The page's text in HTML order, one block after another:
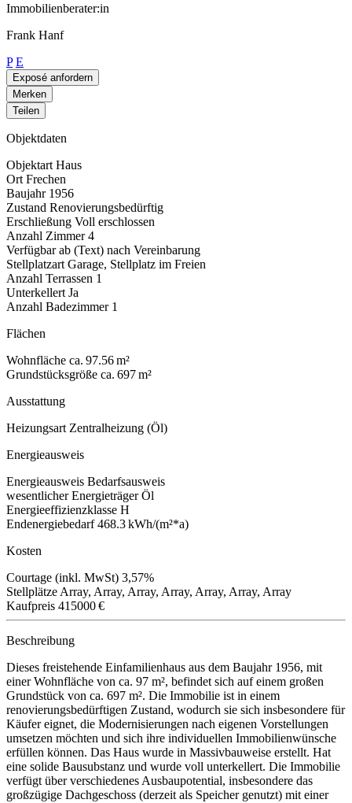
Immobilienberater:in
Frank Hanf
P E
Exposé anfordern
Merken
Teilen
Objektdaten
Objektart Haus
Ort Frechen
Baujahr 1956
Zustand Renovierungsbedürftig
Erschließung Voll erschlossen
Anzahl Zimmer 4
Verfügbar ab (Text) nach Vereinbarung
Stellplatzart Garage, Stellplatz im Freien
Anzahl Terrassen 1
Unterkellert Ja
Anzahl Badezimmer 1
Flächen
Wohnfläche ca. 97.56 m²
Grundstücksgröße ca. 697 m²
Ausstattung
Heizungsart Zentralheizung (Öl)
Energieausweis
Energieausweis Bedarfsausweis
wesentlicher Energieträger Öl
Energieeffizienzklasse H
Endenergiebedarf 468.3 kWh/(m²*a)
Kosten
Courtage (inkl. MwSt) 3,57%
Stellplätze Array, Array, Array, Array, Array, Array, Array
Kaufpreis 415000 €
Beschreibung
Dieses freistehende Einfamilienhaus aus dem Baujahr 1956, mit
einer Wohnfläche von ca. 97 m², befindet sich auf einem großen
Grundstück von ca. 697 m². Die Immobilie ist in einem
renovierungsbedürftigen Zustand, wodurch sie sich insbesondere für
Käufer eignet, die Modernisierungen nach eigenen Vorstellungen
umsetzen möchten und sich ihre individuellen Immobilienwünsche
erfüllen können. Das Haus wurde in Massivbauweise erstellt. Hat
eine solide Bausubstanz und wurde voll unterkellert. Die Immobilie
verfügt über verschiedenes Ausbaupotential, insbesondere das
großzügige Dachgeschoss (derzeit als Speicher genutzt) mit einer